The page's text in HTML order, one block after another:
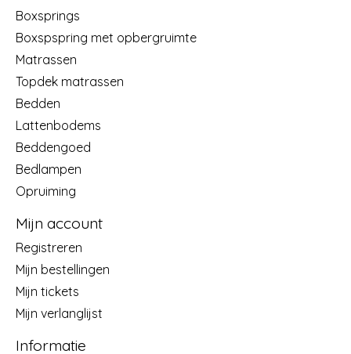
Boxsprings
Boxspspring met opbergruimte
Matrassen
Topdek matrassen
Bedden
Lattenbodems
Beddengoed
Bedlampen
Opruiming
Mijn account
Registreren
Mijn bestellingen
Mijn tickets
Mijn verlanglijst
Informatie